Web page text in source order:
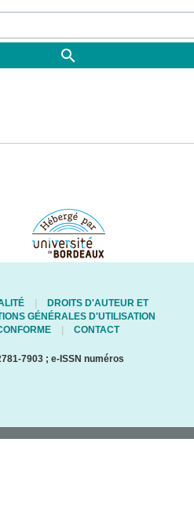
DROITS D'AUTEUR ET
GÉNÉRALES D'UTILISATION
CONTACT
7903 ; e-ISSN numéros